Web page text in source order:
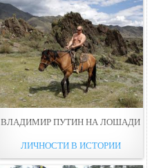
ВЛАДИМИР ПУТИН НА ЛОШАДИ
ЛИЧНОСТИ В ИСТОРИИ